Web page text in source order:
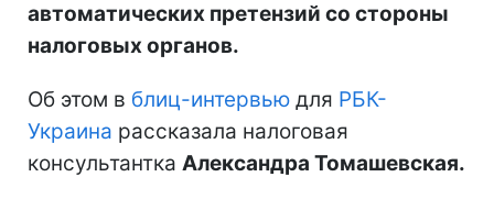
автоматических претензий со стороны
налоговых органов.
Об этом в блиц-интервью для РБК-
Украина рассказала налоговая
консультантка Александра Томашевская.